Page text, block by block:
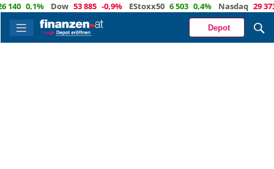
0,1% Dow 53 885 -0,9% EStoxx50 6 503 0,4% Nasdaq 29 373 -
Depot